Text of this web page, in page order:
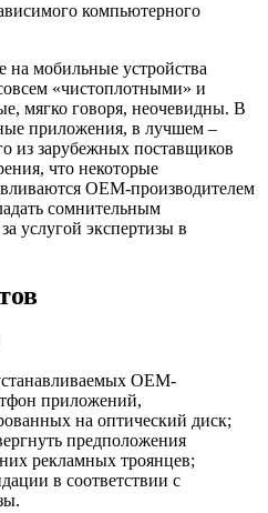
компьютерного
на мобильные устройства
«чистоплотными» и
мягко говоря, неочевидны. В
приложения, в лучшем –
из зарубежных поставщиков
что некоторые
OEM-производителем
сомнительным
услугой экспертизы в
OEM-
приложений,
на оптический диск;
предположения
рекламных троянцев;
в соответствии с